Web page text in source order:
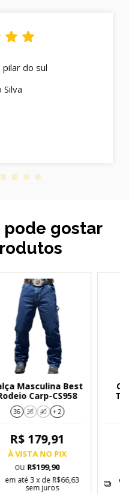
do sul
Silva
gostar
Masculina Best
Carp-CS958
36 38 40 + 2
R$ 179,91
À VISTA NO PIX
ou R$199,90
em até3x de R$66,63
sem juros